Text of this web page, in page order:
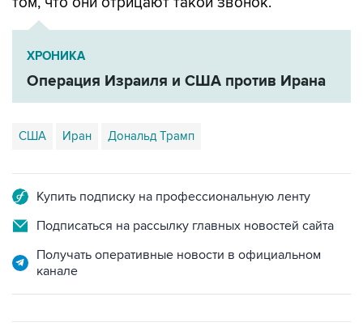
ХРОНИКА
Операция Израиля и США против Ирана
США Иран Дональд Трамп
Купить подписку на профессиональную ленту
Подписаться на рассылку главных новостей сайта
Получать оперативные новости в официальном
канале